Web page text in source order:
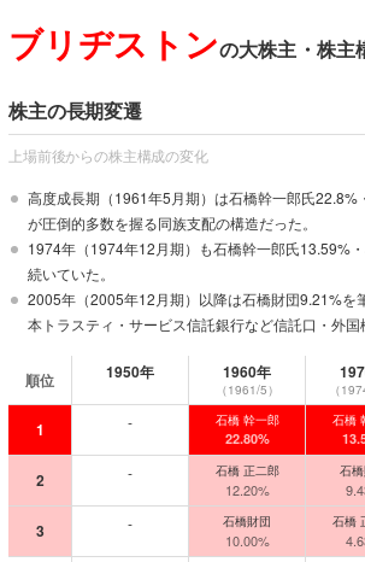
ブリヂストンの大株主・株主
株主の長期変遷
上場前後からの株主構成の変化
高度成長期（1961年5月期）は石橋幹一郎氏
が圧倒的多数を握る同族支配の構造だった。
1974年（1974年12月期）も石橋幹一郎氏13.59%
続いていた。
2005年（2005年12月期）以降は石橋財団9.21%を
本トラスティ・サービス信託銀行など信託口・外国
年代別の大株主上位10位（前半10年刻み・直近5年刻
順位 1950年 1960年
（1961/5） （
1 - 石橋 幹一郎
22.80%
石橋
2 - 石橋 正二郎
12.20%
石
3 - 石橋財団
10.00%
石橋